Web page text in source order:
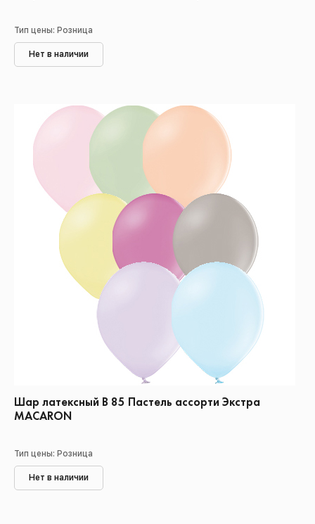
Тип цены: Розница
Нет в наличии
Шар латексный В 85 Пастель ассорти Экстра
MACARON
Тип цены: Розница
Нет в наличии